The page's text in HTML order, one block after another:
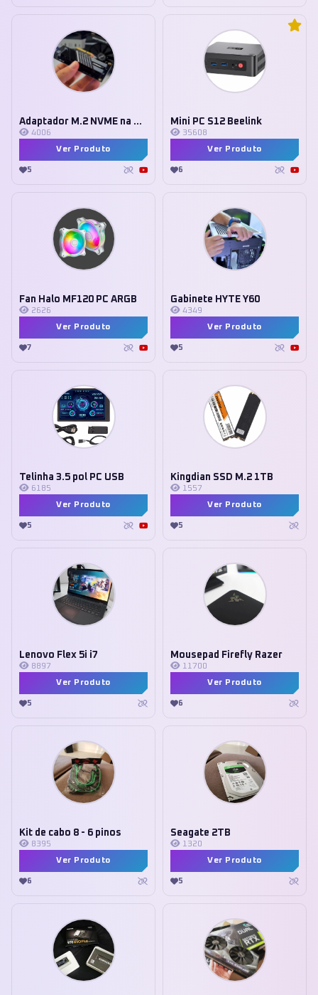
Adaptador M.2 NVME na PCIe
4006
Ver Produto
5
Mini PC S12 Beelink
35608
Ver Produto
6
Fan Halo MF120 PC ARGB
2626
Ver Produto
7
Gabinete HYTE Y60
4349
Ver Produto
5
Telinha 3.5 pol PC USB
6185
Ver Produto
5
Kingdian SSD M.2 1TB
1557
Ver Produto
5
Lenovo Flex 5i i7
8897
Ver Produto
5
Mousepad Firefly Razer
11700
Ver Produto
6
Kit de cabo 8 - 6 pinos
8395
Ver Produto
6
Seagate 2TB
1320
Ver Produto
5